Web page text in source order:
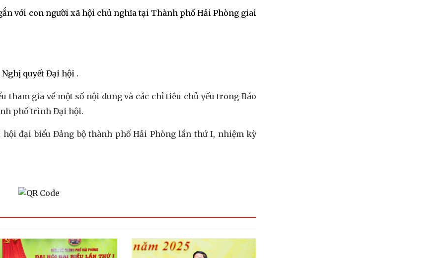
với con người xã hội chủ nghĩa tại Thành phố Hải Phòng giai
quyết Đại hội .
tham gia về một số nội dung và các chỉ tiêu chủ yếu trong Báo
phố trình Đại hội.
đại biểu Đảng bộ thành phố Hải Phòng lần thứ I, nhiệm kỳ